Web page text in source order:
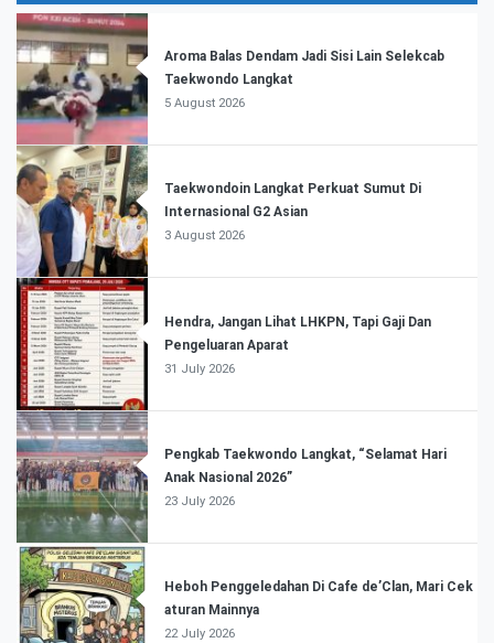
Aroma Balas Dendam Jadi Sisi Lain Selekcab
Taekwondo Langkat
5 August 2026
Taekwondoin Langkat Perkuat Sumut Di
Internasional G2 Asian
3 August 2026
Hendra, Jangan Lihat LHKPN, Tapi Gaji Dan
Pengeluaran Aparat
31 July 2026
Pengkab Taekwondo Langkat, “Selamat Hari
Anak Nasional 2026”
23 July 2026
Heboh Penggeledahan Di Cafe de’Clan, Mari Cek
aturan Mainnya
22 July 2026